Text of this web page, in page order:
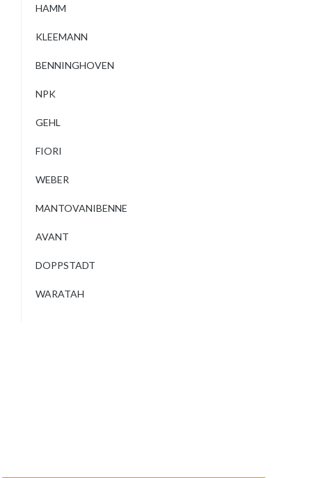
HAMM
KLEEMANN
BENNINGHOVEN
NPK
GEHL
FIORI
WEBER
MANTOVANIBENNE
AVANT
DOPPSTADT
WARATAH